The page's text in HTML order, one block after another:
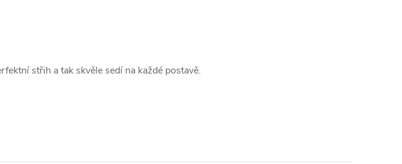
střih a tak skvěle sedí na každé postavě.